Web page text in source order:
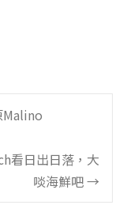
Malino
看日出日落，大
啖海鮮吧→